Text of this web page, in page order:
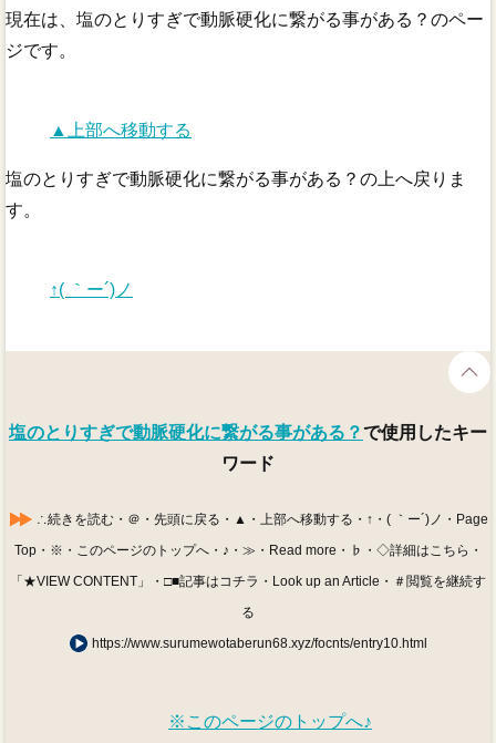
現在は、塩のとりすぎで動脈硬化に繋がる事がある？のペー
ジです。
▲上部へ移動する
塩のとりすぎで動脈硬化に繋がる事がある？の上へ戻りま
す。
↑( ｀ー´)ノ
塩のとりすぎで動脈硬化に繋がる事がある？で使用したキー
ワード
∴続きを読む・＠・先頭に戻る・▲・上部へ移動する・↑・( ｀ー´)ノ・Page
Top・※・このページのトップへ・♪・≫・Read more・♭・◇詳細はこちら・
「★VIEW CONTENT」・□■記事はコチラ・Look up an Article・＃閲覧を継続す
る
https://www.surumewotaberun68.xyz/focnts/entry10.html
※このページのトップへ♪